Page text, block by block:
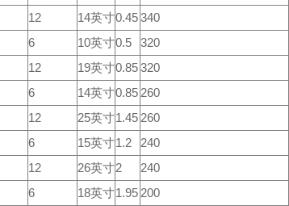
12 14英寸0.45340
6 10英寸0.5 320
12 19英寸0.85320
6 14英寸0.85 260
12 25英寸1.45 260
6 15英寸1.2 240
12 26英寸2 240
6 18英寸1.95 200